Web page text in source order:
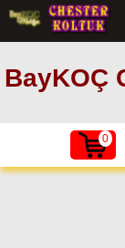
BayKOÇ
0